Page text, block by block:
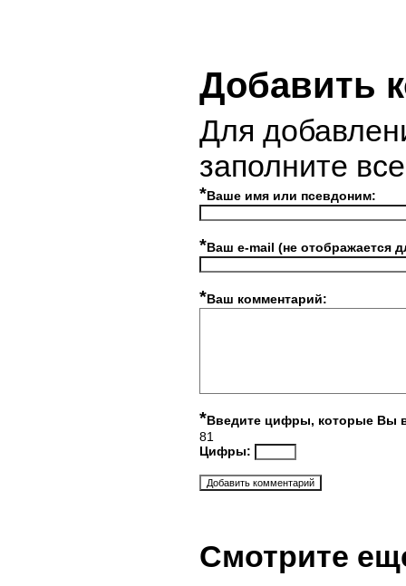
Добавить
Для
заполните
*Ваше имя или псевдоним:
*Ваш e-mail (не отображается
*Ваш комментарий:
*Введите цифры, которые Вы
81
Цифры:
Смотрите